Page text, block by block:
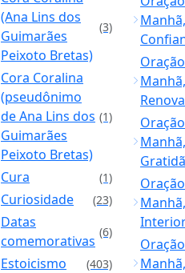
(Ana Lins dos
Guimarães
Peixoto Bretas)
(3)
Cora Coralina
(pseudônimo
de Ana Lins dos
Guimarães
Peixoto Bretas)
(1)
Cura (1)
Curiosidade (23)
Datas
comemorativas
(6)
Estoicismo (403)
Manhã,